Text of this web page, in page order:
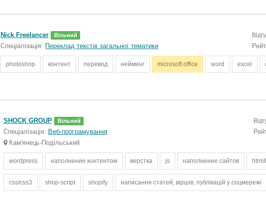
Nick Freelancer Вільний
Спеціалізація: Переклад текстів загальної тематики
photoshop контент перевод нейминг microsoft office word excel
SHOCK GROUP Вільний
Спеціалізація: Веб-програмування
Кам'янець-Подільський
wordpress наполнение контентом верстка js наполнение сайтов
css/css3 shop-script shopify написання статей, віршів, публікацій у соцмережі